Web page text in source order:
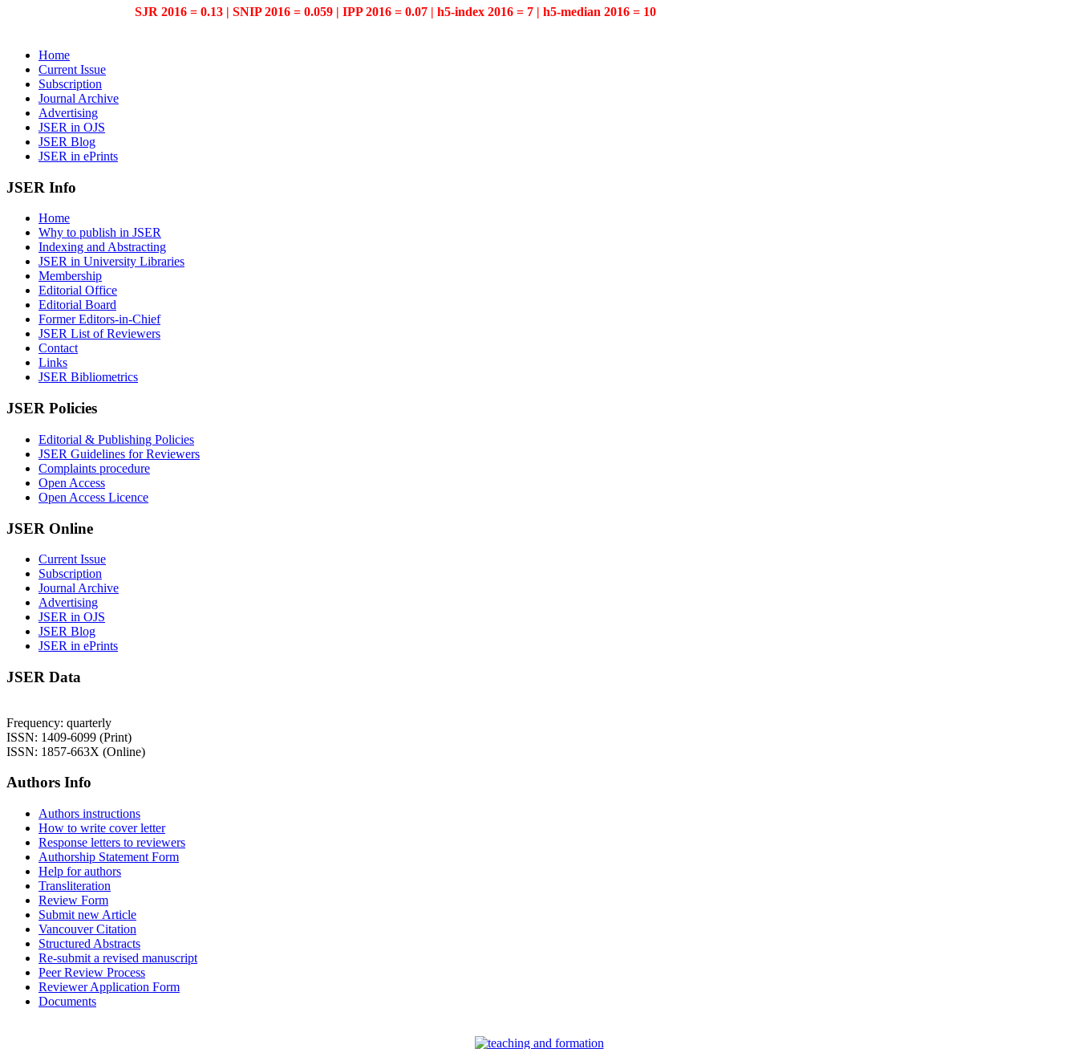
SJR 2016 = 0.13 | SNIP 2016 = 0.059 | IPP 2016 = 0.07 | h5-index 2016 = 7 | h5-median 2016 = 10
Home
Current Issue
Subscription
Journal Archive
Advertising
JSER in OJS
JSER Blog
JSER in ePrints
JSER Info
Home
Why to publish in JSER
Indexing and Abstracting
JSER in University Libraries
Membership
Editorial Office
Editorial Board
Former Editors-in-Chief
JSER List of Reviewers
Contact
Links
JSER Bibliometrics
JSER Policies
Editorial & Publishing Policies
JSER Guidelines for Reviewers
Complaints procedure
Open Access
Open Access Licence
JSER Online
Current Issue
Subscription
Journal Archive
Advertising
JSER in OJS
JSER Blog
JSER in ePrints
JSER Data
Frequency: quarterly
ISSN: 1409-6099 (Print)
ISSN: 1857-663X (Online)
Authors Info
Authors instructions
How to write cover letter
Response letters to reviewers
Authorship Statement Form
Help for authors
Transliteration
Review Form
Submit new Article
Vancouver Citation
Structured Abstracts
Re-submit a revised manuscript
Peer Review Process
Reviewer Application Form
Documents